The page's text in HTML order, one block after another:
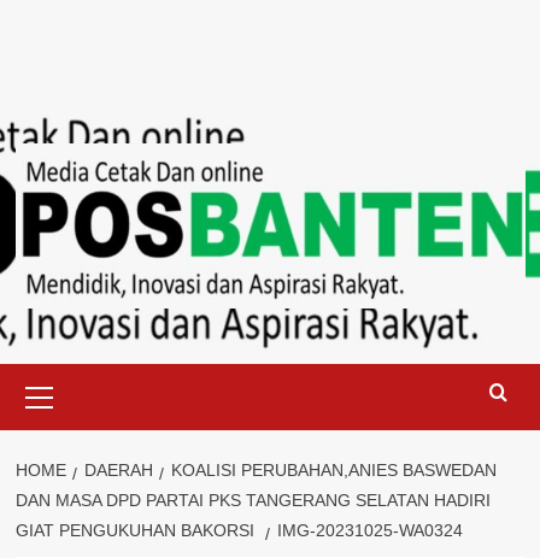
to
content
Menu
HOME DAERAH
KOALISI PERUBAHAN,ANIES BASWEDAN
DAN MASA DPD PARTAI PKS TANGERANG SELATAN HADIRI
GIAT PENGUKUHAN BAKORSI
IMG-20231025-WA0324